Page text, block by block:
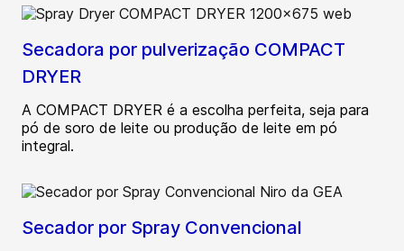
Secadora por pulverização COMPACT
DRYER
A COMPACT DRYER é a escolha perfeita, seja para
pó de soro de leite ou produção de leite em pó
integral.
Secador por Spray Convencional